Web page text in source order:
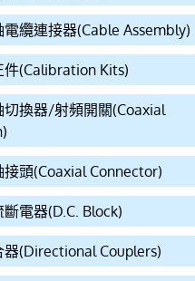
電纜連接器(Cable Assembly)
件(Calibration Kits)
切換器/射頻開關(Coaxial
接頭(Coaxial Connector)
斷電器(D.C. Block)
器(Directional Couplers)